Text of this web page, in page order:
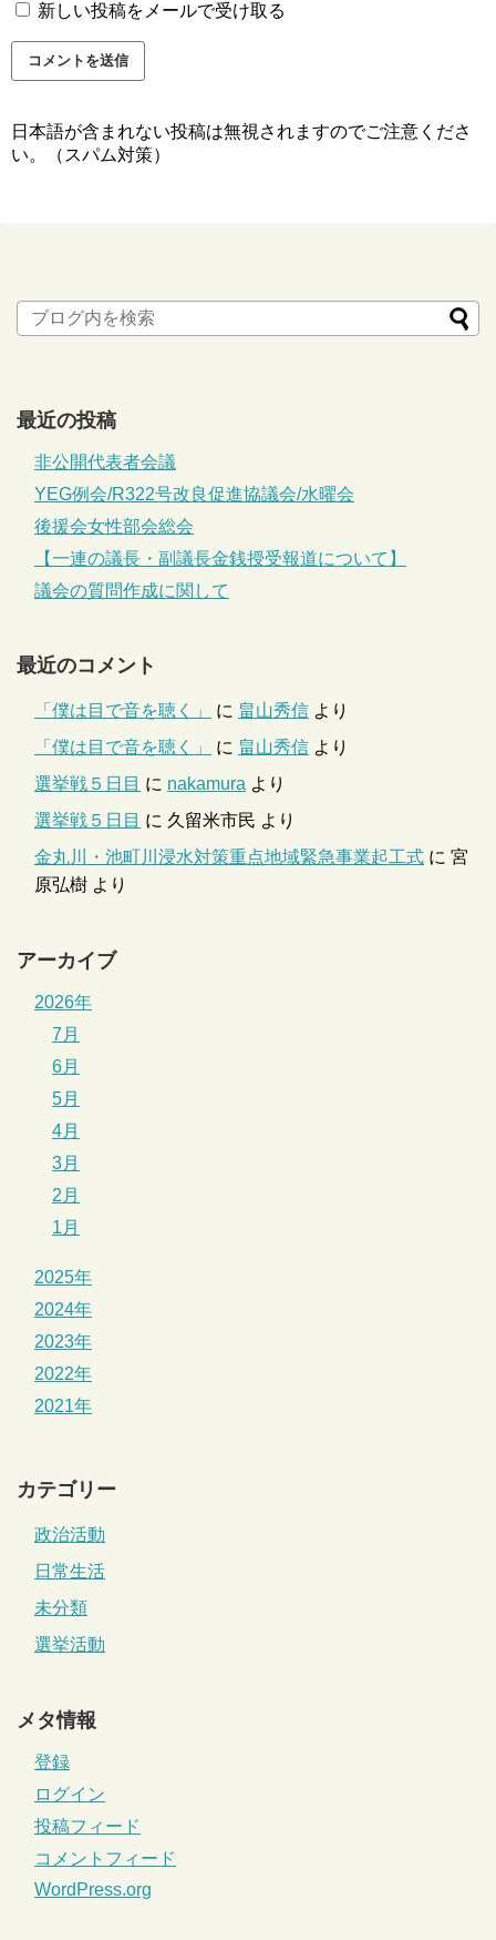
新しい投稿をメールで受け取る
日本語が含まれない投稿は無視されますのでご注意くださ
い。（スパム対策）
最近の投稿
非公開代表者会議
YEG例会/R322号改良促進協議会/水曜会
後援会女性部会総会
【一連の議長・副議長金銭授受報道について】
議会の質問作成に関して
最近のコメント
「僕は目で音を聴く」 に 畠山秀信 より
「僕は目で音を聴く」
に 畠山秀信 より
選挙戦５日目 に nakamura より
選挙戦５日目 に 久留米市民 より
金丸川・池町川浸水対策重点地域緊急事業起工式 に 宮
原弘樹 より
アーカイブ
2026年
7月
6月
5月
4月
3月
2月
1月
2025年
2024年
2023年
2022年
2021年
カテゴリー
政治活動
日常生活
未分類
選挙活動
メタ情報
登録
ログイン
投稿フィード
コメントフィード
WordPress.org